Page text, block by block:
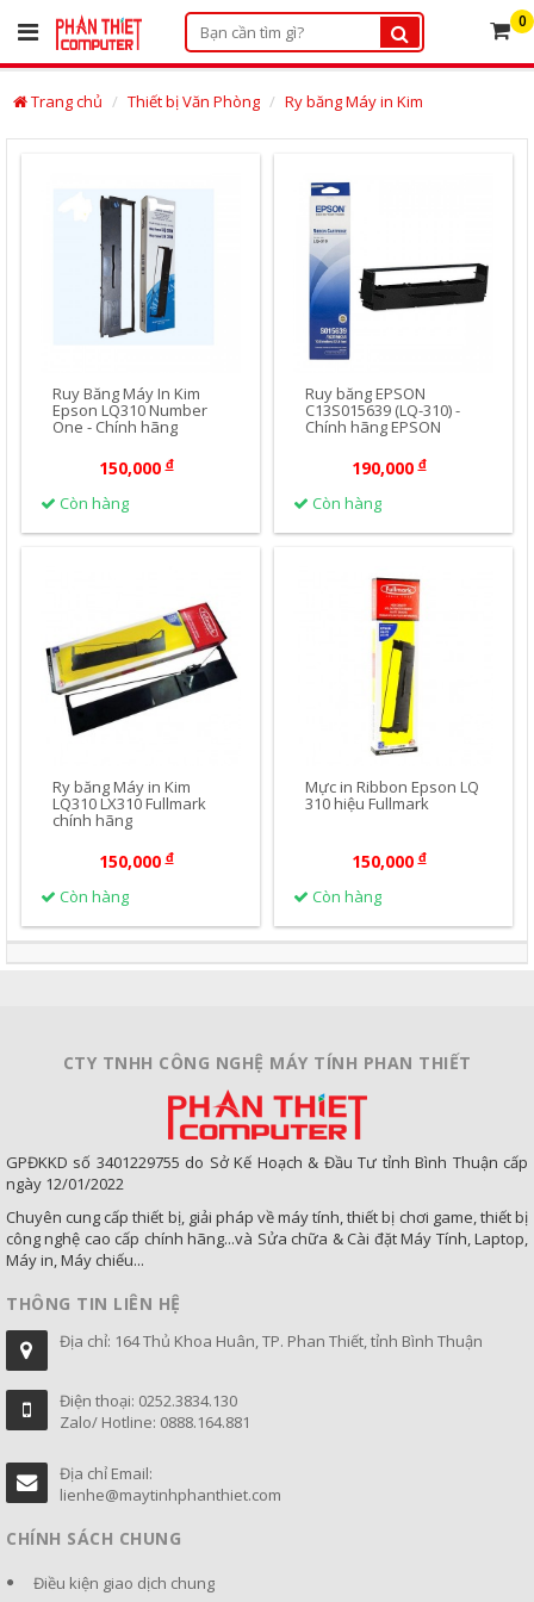
×
mục
thoại
0252.3834.130
Hotline:
0888.164.881
đồ
đến
Trang
công
0
Trang chủ Thiết bị Văn Phòng Ry băng Máy in Kim
Ruy Băng Máy In Kim
Epson LQ310 Number
One - Chính hãng
150,000đ
Còn hàng
Ruy băng EPSON
C13S015639 (LQ-310) -
Chính hãng EPSON
190,000đ
Còn hàng
Ry băng Máy in Kim
LQ310 LX310 Fullmark
chính hãng
150,000đ
Còn hàng
Mực in Ribbon Epson LQ
310 hiệu Fullmark
150,000đ
Còn hàng
Mua Ngay
CTY TNHH CÔNG NGHỆ MÁY TÍNH PHAN THIẾT
GPĐKKD số 3401229755 do Sở Kế Hoạch & Đầu Tư tỉnh Bình Thuận cấp
ngày 12/01/2022
Chuyên cung cấp thiết bị, giải pháp về máy tính, thiết bị chơi game, thiết bị
công nghệ cao cấp chính hãng...và Sửa chữa & Cài đặt Máy Tính, Laptop,
Máy in, Máy chiếu...
THÔNG TIN LIÊN HỆ
Địa chỉ: 164 Thủ Khoa Huân, TP. Phan Thiết, tỉnh Bình Thuận
Điện thoại: 0252.3834.130
Zalo/ Hotline: 0888.164.881
Địa chỉ Email:
lienhe@maytinhphanthiet.com
CHÍNH SÁCH CHUNG
Điều kiện giao dịch chung